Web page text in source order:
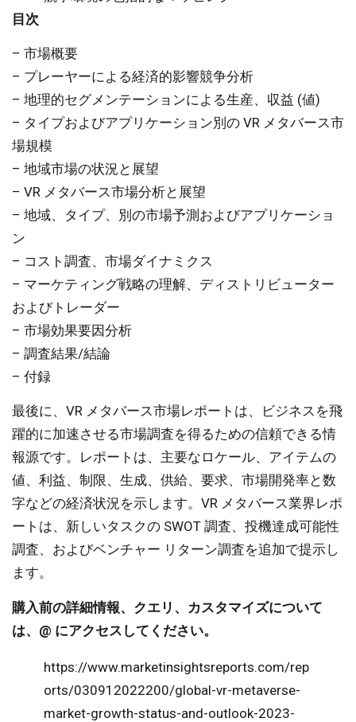
目次
– 市場概要
– プレーヤーによる経済的影響競争分析
– 地理的セグメンテーションによる生産、収益 (値)
– タイプおよびアプリケーション別の VR メタバース市
場規模
– 地域市場の状況と展望
– VR メタバース市場分析と展望
– 地域、タイプ、別の市場予測およびアプリケーショ
ン
– コスト調査、市場ダイナミクス
– マーケティング戦略の理解、ディストリビューター
およびトレーダー
– 市場効果要因分析
– 調査結果/結論
– 付録
最後に、VR メタバース市場レポートは、ビジネスを飛
躍的に加速させる市場調査を得るための信頼できる情
報源です。レポートは、主要なロケール、アイテムの
値、利益、制限、生成、供給、要​​求、市場開発率と数
字などの経済状況を示します。VR メタバース業界レポ
ートは、新しいタスクの SWOT 調査、投機達成可能性
調査、およびベンチャー リターン調査を追加で提示し
ます。
購入前の詳細情報、クエリ、カスタマイズについて
は、@ にアクセスしてください。
https://www.marketinsightsreports.com/rep
orts/030912022200/global-vr-metaverse-
market-growth-status-and-outlook-2023-